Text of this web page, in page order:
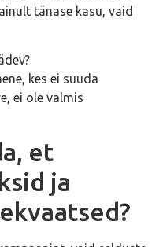
tänase kasu, vaid
kes ei suuda
ei ole valmis
et
ja